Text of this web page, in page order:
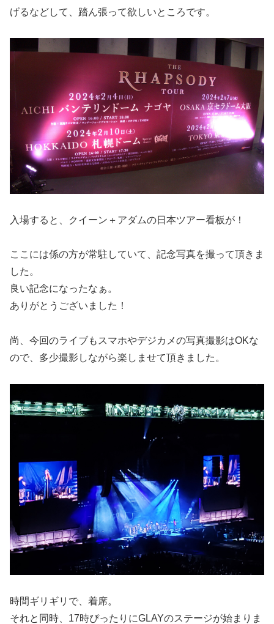
げるなどして、踏ん張って欲しいところです。
入場すると、クイーン＋アダムの日本ツアー看板が！
ここには係の方が常駐していて、記念写真を撮って頂きま
した。
良い記念になったなぁ。
ありがとうございました！
尚、今回のライブもスマホやデジカメの写真撮影はOKな
ので、多少撮影しながら楽しませて頂きました。
時間ギリギリで、着席。
それと同時、17時ぴったりにGLAYのステージが始まりま